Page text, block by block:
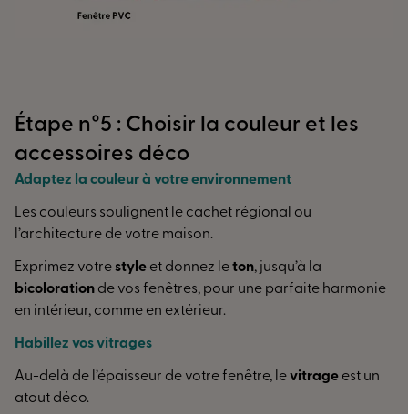
Étape n°5 : Choisir la couleur et les
accessoires déco
Adaptez la couleur à votre environnement
Les couleurs soulignent le cachet régional ou
l’architecture de votre maison.
Exprimez votrestyle et donnez leton, jusqu’à la
bicoloration de vos fenêtres, pour une parfaite harmonie
en intérieur, comme en extérieur.
Habillez vos vitrages
Au-delà de l’épaisseur de votre fenêtre, levitrage est un
atout déco.